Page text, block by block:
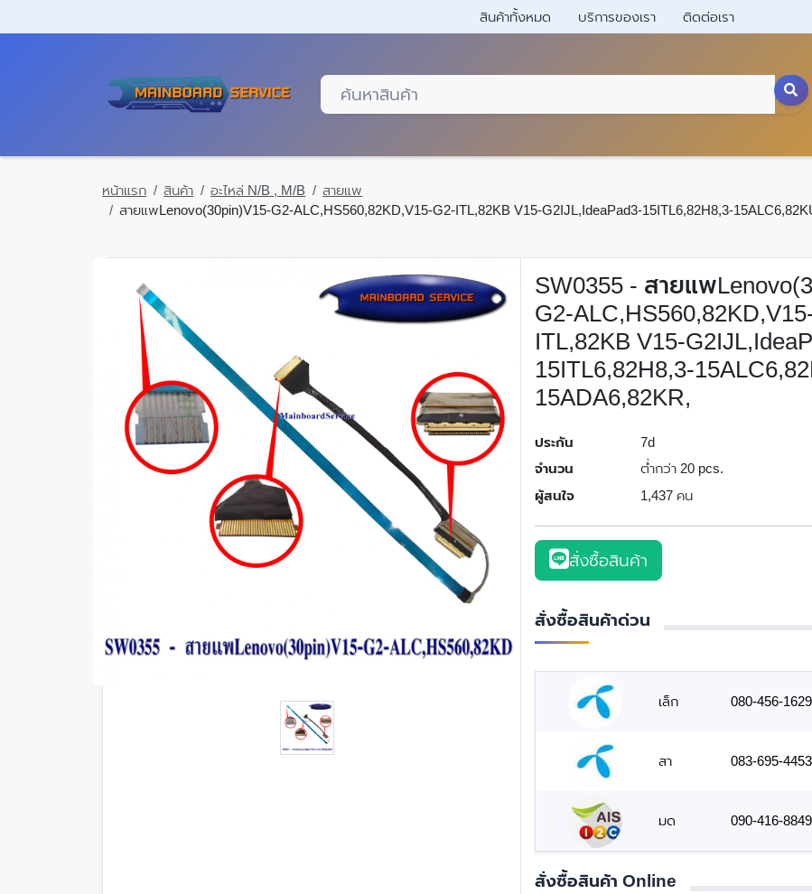
สินค้าทั้งหมด บริการของเรา ติดต่อเรา
หน้าแรก สินค้า อะไหล่ N/B , M/B
สายแพ
สายแพLenovo(30pin)V15-G2-ALC,HS560,82KD,V15-G2-ITL,82KB V15-G2IJL,IdeaPad3-15ITL6,82H8,3-
SW0355 - สายแพ
G2-
ITL,82KB V15-
15ITL6,82H8,3-
15ADA6,82KR,
ประกัน
7d
จำนวน
ต่ำกว่า 20 pcs.
ผู้สนใจ
1,437 คน
สั่งซื้อสินค้า
สั่งซื้อสินค้าด่วน
เล็ก 080-456-1629
สา 083-695-4453
มด 090-416-8849
สั่งซื้อสินค้า Online